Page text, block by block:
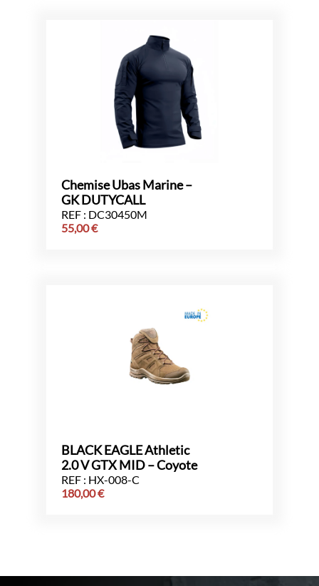
Chemise Ubas Marine –
GK DUTYCALL
REF : DC30450M
55,00€
BLACK EAGLE Athletic
2.0 V GTX MID – Coyote
REF : HX-008-C
180,00€